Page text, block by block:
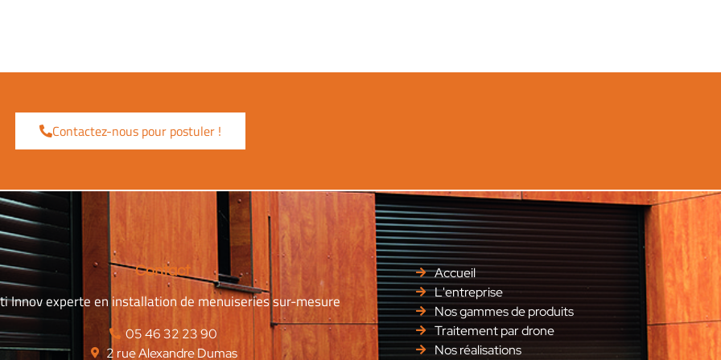
Contactez-nous pour postuler !
Contact
Innov experte en installation de menuiseries sur-mesure
‭05 46 32 23 90‬
2 rue Alexandre Dumas
Accueil
L'entreprise
Nos gammes de produits
Traitement par drone
Nos réalisations